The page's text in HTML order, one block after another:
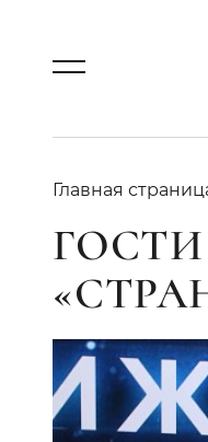
Главная